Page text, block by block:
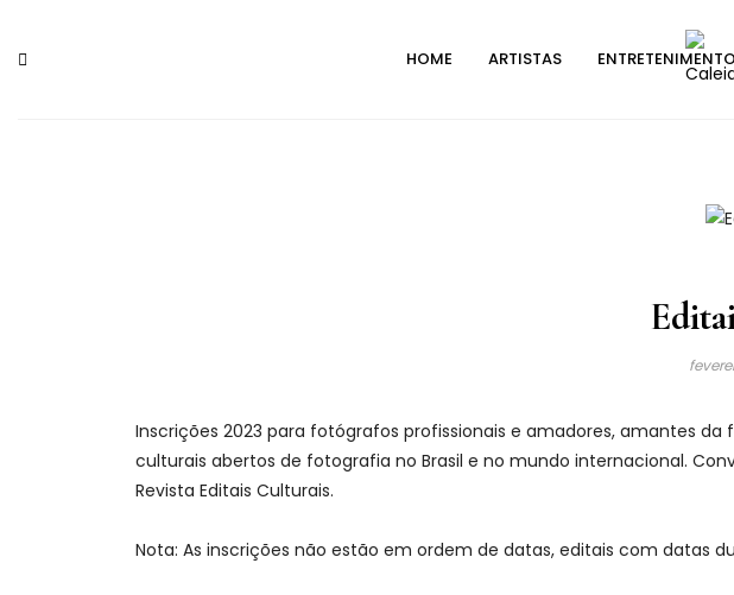
content
HOME ARTISTAS ENTRETENIMENTO
Inscrições 2023 para fotógrafos profissionais e amadores, amantes
culturais abertos de fotografia no Brasil e no mundo internacional.
Revista Editais Culturais.
Nota: As inscrições não estão em ordem de datas, editais com datas